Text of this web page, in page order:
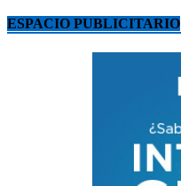
ESPACIO PUBLICITARIO